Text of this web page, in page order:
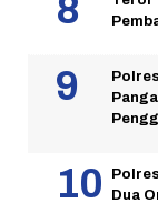
Dua